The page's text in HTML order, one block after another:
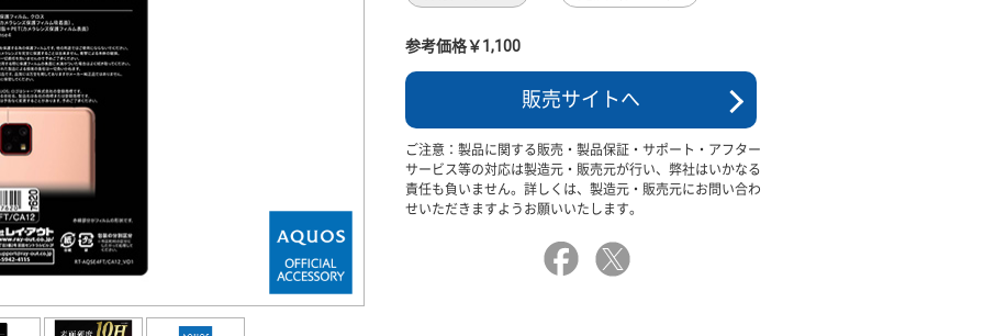
参考価格￥1,100
販売サイトへ
ご注意：製品に関する販売・製品保証・サポート・アフター
サービス等の対応は製造元・販売元が行い、弊社はいかなる
責任も負いません。詳しくは、製造元・販売元にお問い合わ
せいただきますようお願いいたします。